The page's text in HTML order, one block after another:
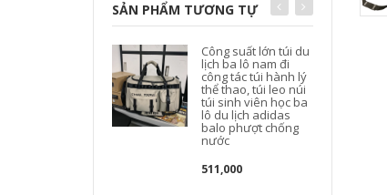
SẢN PHẨM TƯƠNG TỰ
Công suất lớn túi du
lịch ba lô nam đi
công tác túi hành lý
thể thao, túi leo núi
túi sinh viên học ba
lô du lịch adidas
balo phượt chống
nước
511,000